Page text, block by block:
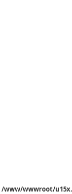
/www/wwwroot/